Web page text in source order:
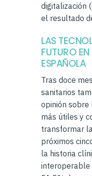
digitalización
el resultado
LAS
FUTURO
ESPAÑOLA
Tras doce
sanitarios
opinión sobre
más útiles y
transformar
próximos
la historia
interoperable